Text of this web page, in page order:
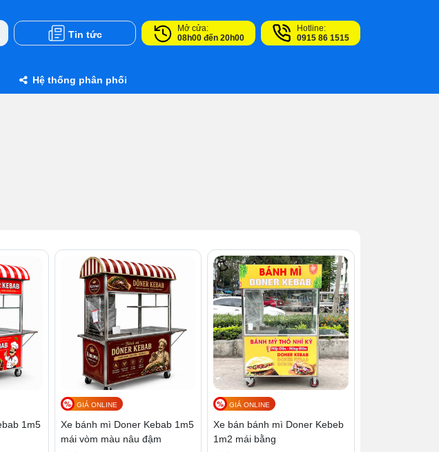
Tin tức
Mở cửa:
08h00 đến 20h00
Hotline:
0915 86 1515
Hệ thống phân phối
1m5
GIÁ ONLINE
Xe bánh mì Doner Kebab 1m5
mái vòm màu nâu đậm
GIÁ ONLINE
Xe bán bánh mì Doner Kebeb
1m2 mái bằng